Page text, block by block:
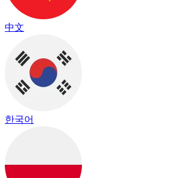
中文
한국어